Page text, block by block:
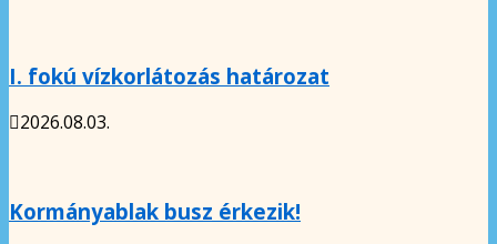
I. fokú vízkorlátozás határozat
2026.08.03.
Kormányablak busz érkezik!